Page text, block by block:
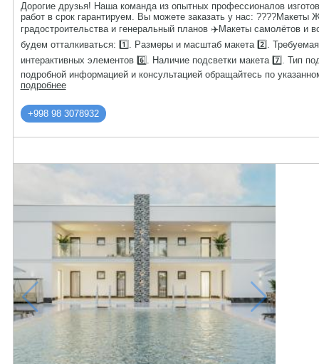
Дорогие друзья! Наша команда из опытных профессионалов
работ в срок гарантируем. Вы можете заказать у нас:
градостроительства и генеральный планов ✈️Макеты самолётов и
будем отталкиваться: 1️⃣. Размеры и масштаб макета 2️⃣.
интерактивных элементов 6️⃣. Наличие подсветки макета 7️⃣. Тип
подробной информацией и консультацией обращайтесь по
подробнее
+998 98 3078932